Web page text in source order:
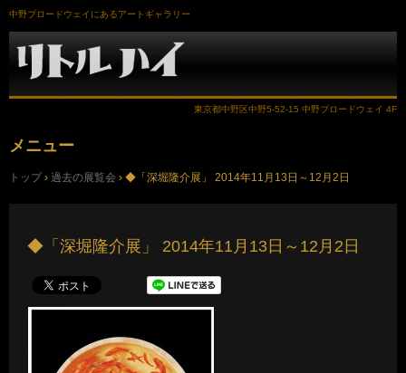
中野ブロードウェイにあるアートギャラリー
東京都中野区中野5-52-15 中野ブロードウェイ 4F
メニュー
ン
トップ › 過去の展覧会 › ◆「深堀隆介展」 2014年11月13日～12月2日
◆「深堀隆介展」 2014年11月13日～12月2日